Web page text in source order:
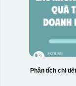
Phân tích chi